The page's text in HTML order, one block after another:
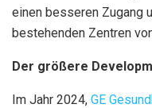
einen besseren Zugang
bestehenden Zentren
Der größere
Im Jahr 2024, GE